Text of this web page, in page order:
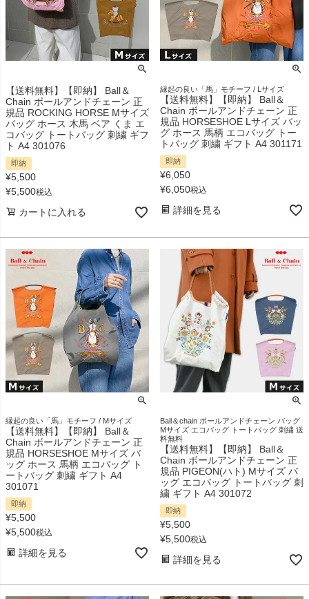
【送料無料】【即納】 Ball＆
Chain ボールアンドチェーン 正
規品 ROCKING HORSE Mサイズ
バッグ ホース 木馬 ベア くま エ
コバッグ トートバッグ 刺繍 ギフ
ト A4 301076
即納
¥5,500
¥5,500税込
カートに入れる
縁起の良い「馬」モチーフ / Lサイズ
【送料無料】【即納】 Ball＆
Chain ボールアンドチェーン 正
規品 HORSESHOE Lサイズ バッ
グ ホース 馬柄 エコバッグ トー
トバッグ 刺繍 ギフト A4 301171
即納
¥6,050
¥6,050税込
詳細を見る
縁起の良い「馬」モチーフ / Mサイズ
【送料無料】【即納】 Ball＆
Chain ボールアンドチェーン 正
規品 HORSESHOE Mサイズ バ
ッグ ホース 馬柄 エコバッグ ト
ートバッグ 刺繍 ギフト A4
301071
即納
¥5,500
¥5,500税込
詳細を見る
Ball＆chain ボールアンドチェーン バッグ
Mサイズ エコバッグ トートバッグ 刺繍 送
料無料
【送料無料】【即納】 Ball＆
Chain ボールアンドチェーン 正
規品 PIGEON(ハト) Mサイズ バ
ッグ エコバッグ トートバッグ 刺
繍 ギフト A4 301072
即納
¥5,500
¥5,500税込
詳細を見る